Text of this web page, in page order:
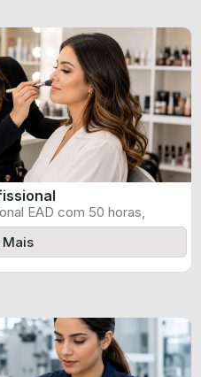
EAD com 50 horas,
e ...
Mais